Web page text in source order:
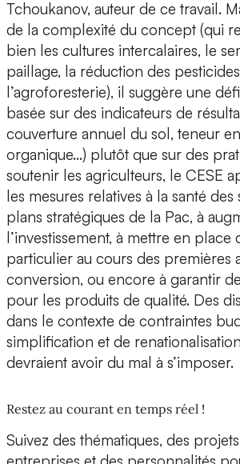
Tchoukanov, auteur de ce travail.
de la complexité du concept (qui
bien les cultures intercalaires, le
paillage, la réduction des
l’agroforesterie), il suggère une
basée sur des indicateurs de
couverture annuel du sol, teneur
organique…) plutôt que sur des
soutenir les agriculteurs, le CESE
les mesures relatives à la santé des
plans stratégiques de la Pac, à
l’investissement, à mettre en place
particulier au cours des premières
conversion, ou encore à garantir
pour les produits de qualité. Des
dans le contexte de contraintes
simplification et de
devraient avoir du mal à s’imposer.
Restez au courant en temps réel !
Suivez des thématiques, des